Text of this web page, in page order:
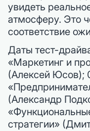
увидеть
атмосферу. Это
соответствие
Даты тест-
«Маркетинг и
(Алексей Юсов);
(Александр
стратегии»